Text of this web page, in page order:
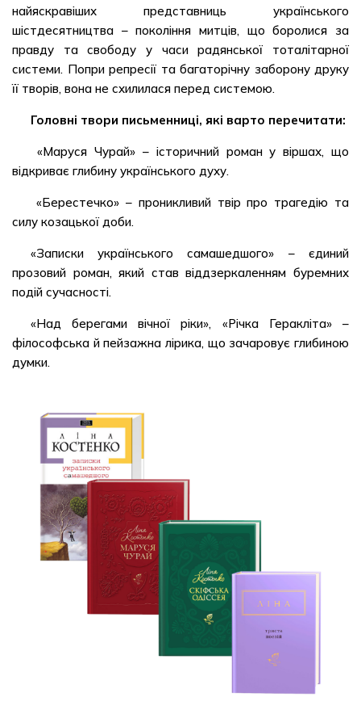
найяскравіших представниць українського
шістдесятництва – покоління митців, що боролися за
правду та свободу у часи радянської тоталітарної
системи. Попри репресії та багаторічну заборону друку
її творів, вона не схилилася перед системою.
Головні твори письменниці, які варто перечитати:
«Маруся Чурай» – історичний роман у віршах, що
відкриває глибину українського духу.
«Берестечко» – проникливий твір про трагедію та
силу козацької доби.
«Записки українського самашедшого» – єдиний
прозовий роман, який став віддзеркаленням буремних
подій сучасності.
«Над берегами вічної ріки», «Річка Геракліта» –
філософська й пейзажна лірика, що зачаровує глибиною
думки.